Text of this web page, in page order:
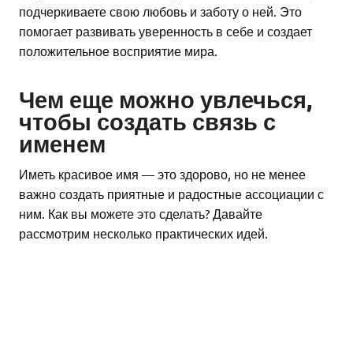
подчеркиваете свою любовь и заботу о ней. Это
помогает развивать уверенность в себе и создает
положительное восприятие мира.
Чем еще можно увлечься,
чтобы создать связь с
именем
Иметь красивое имя — это здорово, но не менее
важно создать приятные и радостные ассоциации с
ним. Как вы можете это сделать? Давайте
рассмотрим несколько практических идей.